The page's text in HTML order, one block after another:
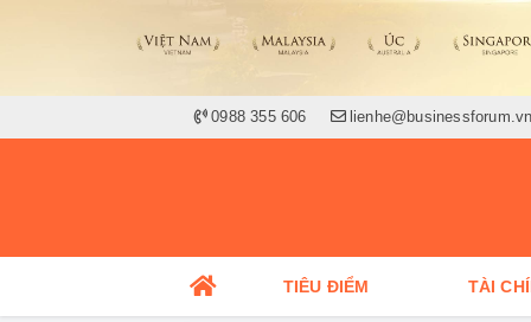
0988 355 606 lienhe@businessforum.vn
TIÊU ĐIỂM TÀI